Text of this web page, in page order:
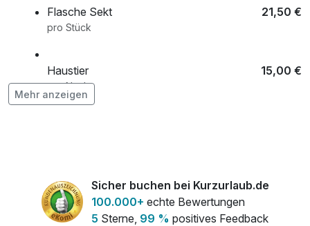
Flasche Sekt 21,50 €
pro Stück
Haustier 15,00 €
pro Nacht
pro Zimmer
Mehr anzeigen
Sicher buchen bei Kurzurlaub.de
100.000+ echte Bewertungen
5 Sterne, 99 % positives Feedback